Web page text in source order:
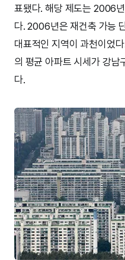
표됐다. 해당 제도는 2006
다. 2006년은 재건축 가능
대표적인 지역이 과천이었
의 평균 아파트 시세가 강남
다.